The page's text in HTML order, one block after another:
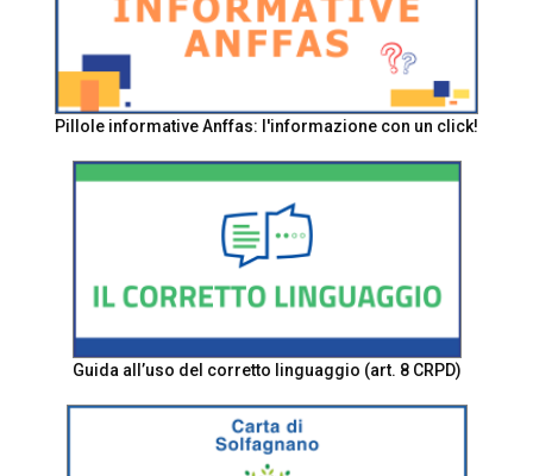
Pillole informative Anffas: l'informazione con un click!
Guida all’uso del corretto linguaggio (art. 8 CRPD)